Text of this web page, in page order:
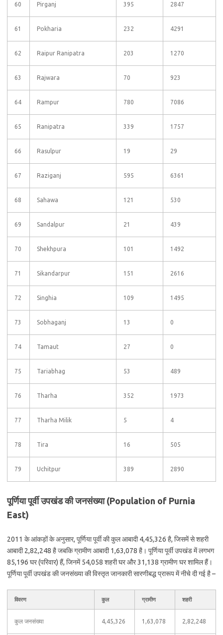
60 Pirganj 395 2847
61 Pokharia 232 4291
62 Raipur Ranipatra 203 1270
63 Rajwara 70 923
64 Rampur 780 7086
65 Ranipatra 339 1757
66 Rasulpur 19 29
67 Raziganj 595 6361
68 Sahawa 121 530
69 Sandalpur 21 439
70 Shekhpura 101 1492
71 Sikandarpur 151 2616
72 Singhia 109 1495
73 Sobhaganj 13 0
74 Tamaut 27 0
75 Tariabhag 53 489
76 Tharha 352 1973
77 Tharha Milik 5 4
78 Tira 16 505
79 Uchitpur 389 2890
पूर्णिया पूर्वी उपखंड की जनसंख्या (Population of Purnia
East)
2011 के आंकड़ों के अनुसार, पूर्णिया पूर्वी की कुल आबादी 4,45,326 है, जिसमें से शहरी
आबादी 2,82,248 है जबकि ग्रामीण आबादी 1,63,078 है। पूर्णिया पूर्वी उपखंड में लगभग
85,196 घर (परिवार) हैं, जिनमें 54,058 शहरी घर और 31,138 ग्रामीण घर शामिल हैं।
पूर्णिया पूर्वी उपखंड की जनसंख्या की विस्तृत जानकारी सारणीबद्ध प्रारूप में नीचे दी गई है –
विवरण कुल ग्रामीण शहरी
कुल जनसंख्या 4,45,326 1,63,078 2,82,248